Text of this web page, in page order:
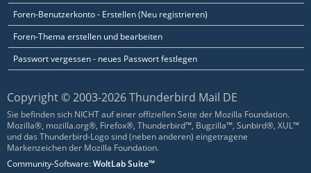
Foren-Benutzerkonto - Erstellen (Neu registrieren)
Foren-Thema erstellen und bearbeiten
Passwort vergessen - neues Passwort festlegen
Copyright © 2003-2026 Thunderbird Mail DE
Sie befinden sich NICHT auf einer offiziellen Seite der Mozilla Foundation.
Mozilla®, mozilla.org®, Firefox®, Thunderbird™, Bugzilla™, Sunbird®, XUL™
und das Thunderbird-Logo sind (neben anderen) eingetragene
Markenzeichen der Mozilla Foundation.
Community-Software:WoltLab Suite™